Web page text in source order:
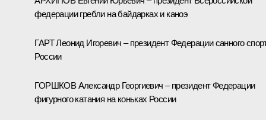
федерации гребли на байдарках и каноэ
ГАРТ Леонид Игоревич – президент Федерации санного
России
ГОРШКОВ Александр Георгиевич – президент Федерации
фигурного катания на коньках России